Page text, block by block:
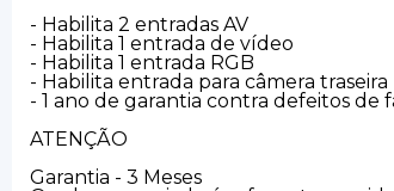
- Habilita 2 entradas AV
- Habilita 1 entrada de vídeo
- Habilita 1 entrada RGB
- Habilita entrada para câmera traseira
- 1 ano de garantia contra defeitos de
ATENÇÃO
Garantia - 3 Meses